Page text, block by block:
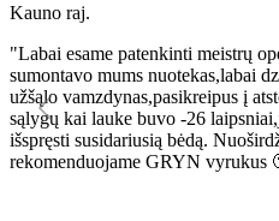
Kauno raj.
"Labai esame patenkinti meistrų
sumontavo mums nuotekas,labai
užšąlo vamzdynas,pasikreipus į
sąlygų kai lauke buvo -26
išspręsti susidariusią bėdą.
rekomenduojame GRYN vyrukus